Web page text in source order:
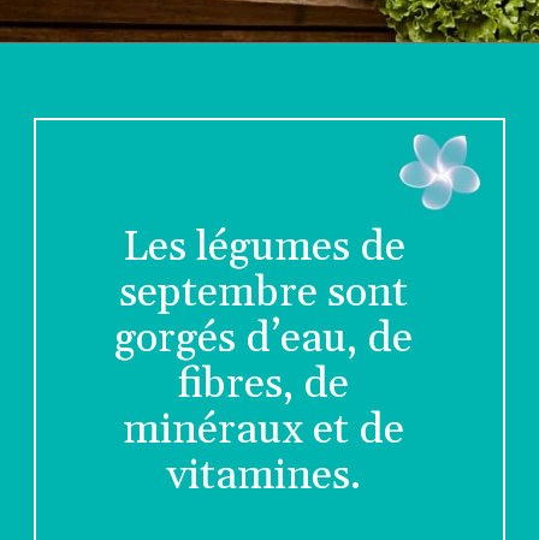
Les légumes de
septembre sont
gorgés d’eau, de
fibres, de
minéraux et de
vitamines.